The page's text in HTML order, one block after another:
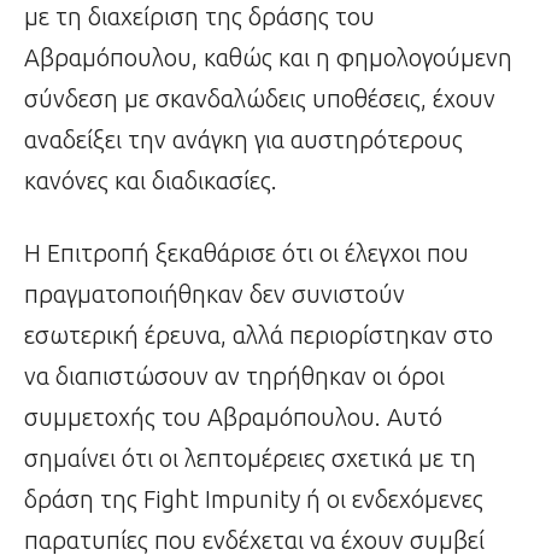
με τη διαχείριση της δράσης του
Αβραμόπουλου, καθώς και η φημολογούμενη
σύνδεση με σκανδαλώδεις υποθέσεις, έχουν
αναδείξει την ανάγκη για αυστηρότερους
κανόνες και διαδικασίες.
Η Επιτροπή ξεκαθάρισε ότι οι έλεγχοι που
πραγματοποιήθηκαν δεν συνιστούν
εσωτερική έρευνα, αλλά περιορίστηκαν στο
να διαπιστώσουν αν τηρήθηκαν οι όροι
συμμετοχής του Αβραμόπουλου. Αυτό
σημαίνει ότι οι λεπτομέρειες σχετικά με τη
δράση της Fight Impunity ή οι ενδεχόμενες
παρατυπίες που ενδέχεται να έχουν συμβεί